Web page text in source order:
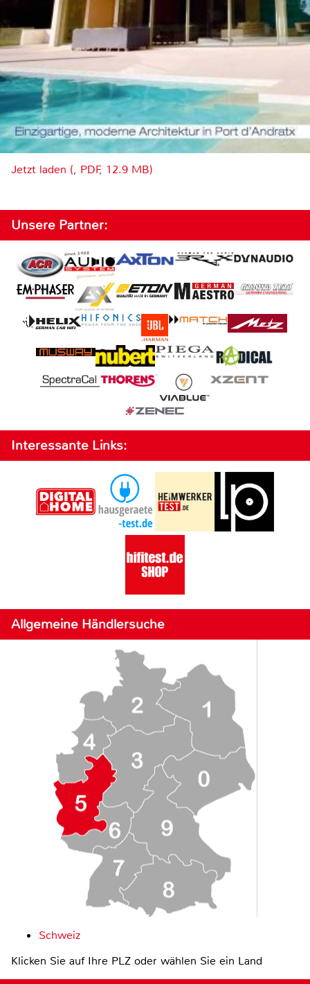
Jetzt laden (, PDF, 12.9 MB)
Unsere Partner:
Interessante Links:
Allgemeine Händlersuche
Schweiz
Klicken Sie auf Ihre PLZ oder wählen Sie ein Land